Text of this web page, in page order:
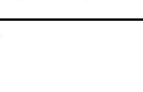
publicados